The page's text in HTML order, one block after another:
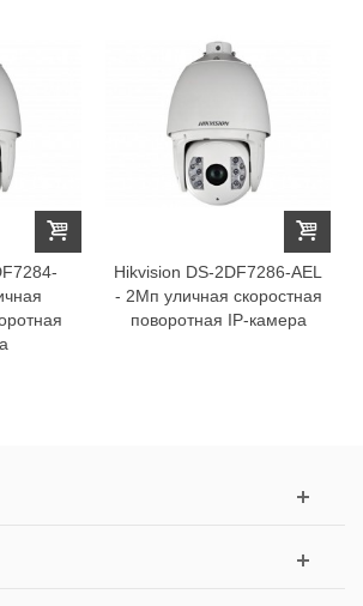
Hikvision DS-2DF7286-AEL
- 2Мп уличная скоростная
поворотная IP-камера